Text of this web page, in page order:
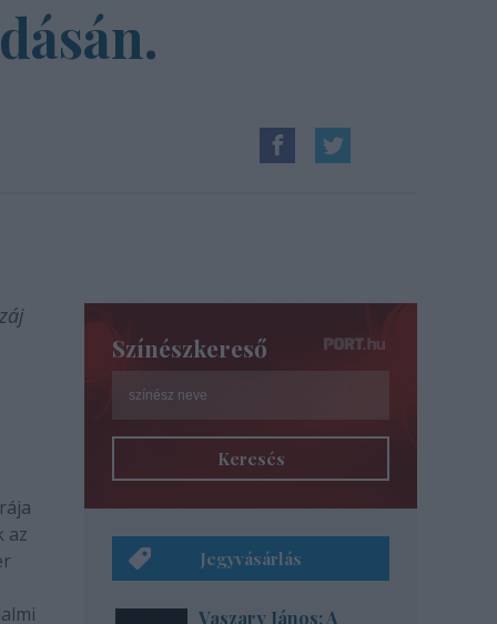
az
Színészkereső
Keresés
Jegyvásárlás
Vaszary János: A